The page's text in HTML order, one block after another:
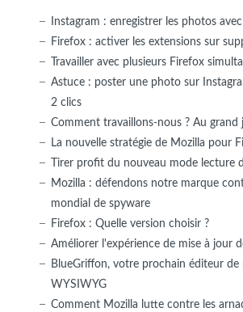
Instagram : enregistrer les photos
Firefox : activer les extensions sur
Travailler avec plusieurs Firefox
Astuce : poster une photo sur
2 clics
Comment travaillons-nous ? Au grand
La nouvelle stratégie de Mozilla pour
Tirer profit du nouveau mode lecture
Mozilla : défendons notre marque
mondial de spyware
Firefox : Quelle version choisir ?
Améliorer l'expérience de mise à jour
BlueGriffon, votre prochain éditeur de
WYSIWYG
Comment Mozilla lutte contre les